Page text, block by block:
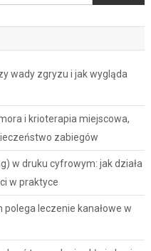
wady zgryzu i jak wygląda
i krioterapia miejscowa,
zabiegów
w druku cyfrowym: jak działa
w praktyce
polega leczenie kanałowe w